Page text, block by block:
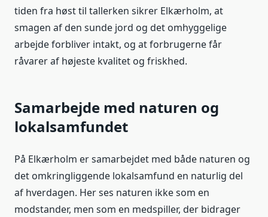
tiden fra høst til tallerken sikrer Elkærholm, at
smagen af den sunde jord og det omhyggelige
arbejde forbliver intakt, og at forbrugerne får
råvarer af højeste kvalitet og friskhed.
Samarbejde med naturen og
lokalsamfundet
På Elkærholm er samarbejdet med både naturen og
det omkringliggende lokalsamfund en naturlig del
af hverdagen. Her ses naturen ikke som en
modstander, men som en medspiller, der bidrager